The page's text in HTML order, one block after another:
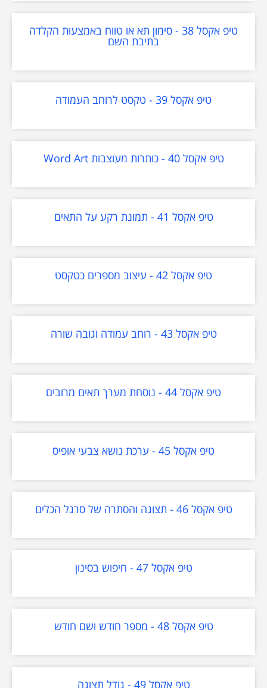
טיפ אקסל 38 - סימון תא או טווח באמצעות הקלדה
בתיבת השם
טיפ אקסל 39 - טקסט לרוחב העמודה
טיפ אקסל 40 - כותרות מעוצבות Word Art
טיפ אקסל 41 - תמונת רקע על התאים
טיפ אקסל 42 - עיצוב מספרים כטקסט
טיפ אקסל 43 - רוחב עמודה וגובה שורה
טיפ אקסל 44 - נוסחת מערך תאים מרובים
טיפ אקסל 45 - ערכת נושא צבעי אופיס
טיפ אקסל 46 - תצוגה והסתרה של סרגל הכלים
טיפ אקסל 47 - חיפוש בסינון
טיפ אקסל 48 - מספר חודש ושם חודש
טיפ אקסל 49 - גודל תצוגה